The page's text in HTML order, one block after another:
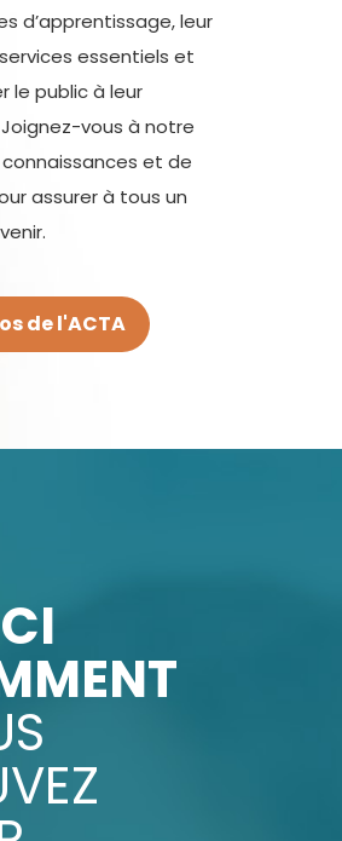
d’apprentissage, leur
essentiels et
le public à leur
vous à notre
et de
assurer à tous un
de l'ACTA